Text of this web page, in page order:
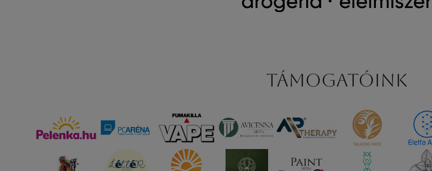
Támogatóink